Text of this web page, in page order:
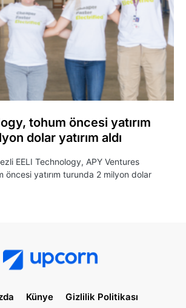
tohum öncesi yatırım
dolar yatırım aldı
EELI Technology, APY Ventures
öncesi yatırım turunda 2 milyon dolar
Künye Gizlilik Politikası